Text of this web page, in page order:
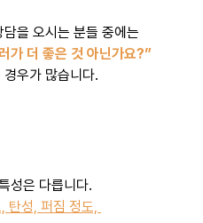
을 오시는 분들 중에는
가 더 좋은 것 아닌가요?”
우가 많습니다.
성은 다릅니다.
탄성, 퍼짐 정도,